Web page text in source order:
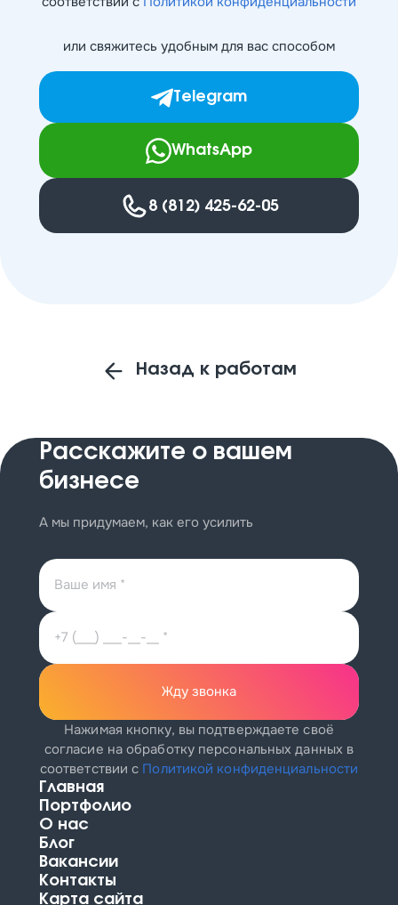
или свяжитесь удобным для вас способом
Telegram
WhatsApp
8 (812) 425-62-05
Назад к работам
Расскажите о вашем
бизнесе
А мы придумаем, как его усилить
Жду звонка
Нажимая кнопку, вы подтверждаете своё
согласие на обработку персональных данных в
соответствии с Политикой конфиденциальности
Главная
Портфолио
О нас
Блог
Вакансии
Контакты
Карта сайта